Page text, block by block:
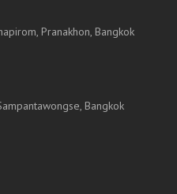
Pranakhon, Bangkok
Bangkok